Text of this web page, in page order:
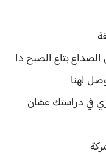
بتاع الصبح دا
لهنا
في دراستك عشان